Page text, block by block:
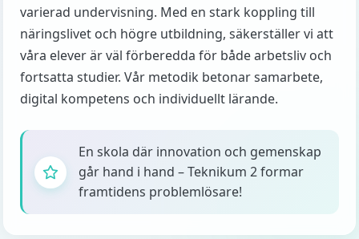
varierad undervisning. Med en stark koppling till
näringslivet och högre utbildning, säkerställer vi att
våra elever är väl förberedda för både arbetsliv och
fortsatta studier. Vår metodik betonar samarbete,
digital kompetens och individuellt lärande.
En skola där innovation och gemenskap
går hand i hand – Teknikum 2 formar
framtidens problemlösare!